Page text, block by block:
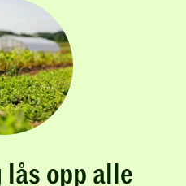
opp alle